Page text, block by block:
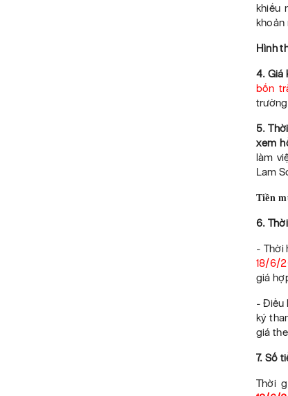
khiếu
khoản
Hình
4. Giá
bốn
5.
xem
làm
Lam
Tiền
6.
- Thời
18/6/
giá
-Điều
ký
giá
7. Số
Thời